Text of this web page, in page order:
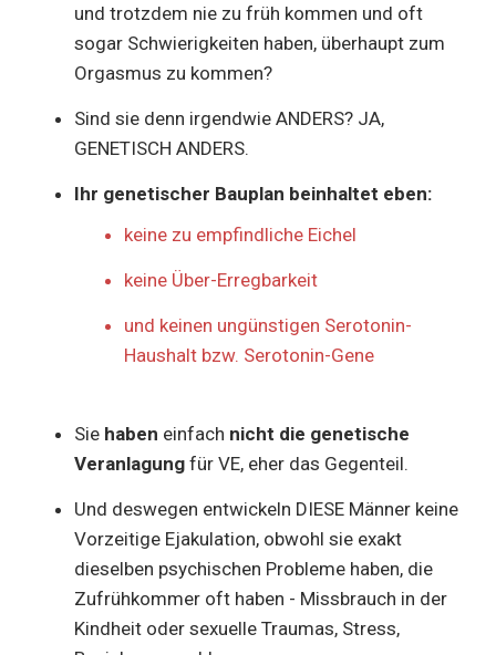
und trotzdem nie zu früh kommen und oft
sogar Schwierigkeiten haben, überhaupt zum
Orgasmus zu kommen?
Sind sie denn irgendwie ANDERS? JA,
GENETISCH ANDERS.
Ihr genetischer Bauplan beinhaltet eben:
keine zu empfindliche Eichel
keine Über-Erregbarkeit
und keinen ungünstigen Serotonin-
Haushalt bzw. Serotonin-Gene
Sie haben einfach nicht die genetische
Veranlagungfür VE, eher das Gegenteil.
Und deswegen entwickeln DIESE Männer keine
Vorzeitige Ejakulation, obwohl sie exakt
dieselben psychischen Probleme haben, die
Zufrühkommer oft haben - Missbrauch in der
Kindheit oder sexuelle Traumas, Stress,